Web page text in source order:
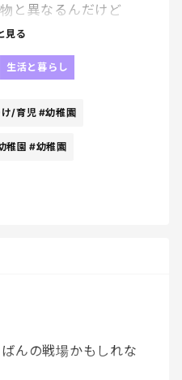
と異なるんだけど
本人に荷物の説明をし
てんだなーって気持ちに
見る
生活と暮らし
け/育児#幼稚園
稚園 #幼稚園
んの戦場かもしれな